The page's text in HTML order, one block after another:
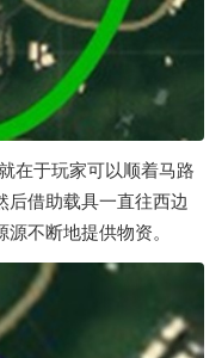
在于玩家可以顺着马路
后借助载具一直往西边
不断地提供物资。